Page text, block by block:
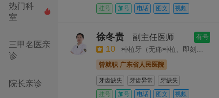
热门科
室

三甲名医亲
诊
院长亲诊
种植体周围炎
牙体缺损
牙列缺失
即刻种植
种植方案设计
挂号 加号 电话 图文
视频
徐冬贵 副主任医师 有号
10
曾就职 广东省人民医院
牙齿缺失 牙齿异常
牙缺失
牙齿松动
牙体缺损 牙痛
牙列缺失
挂号 加号 电话 图文
视频